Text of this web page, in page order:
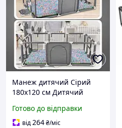
Манеж дитячий Сірий
180x120 см Дитячий
дітей великий Підлоговий
манеж для дітей
Готово до відправки
від264₴/міс